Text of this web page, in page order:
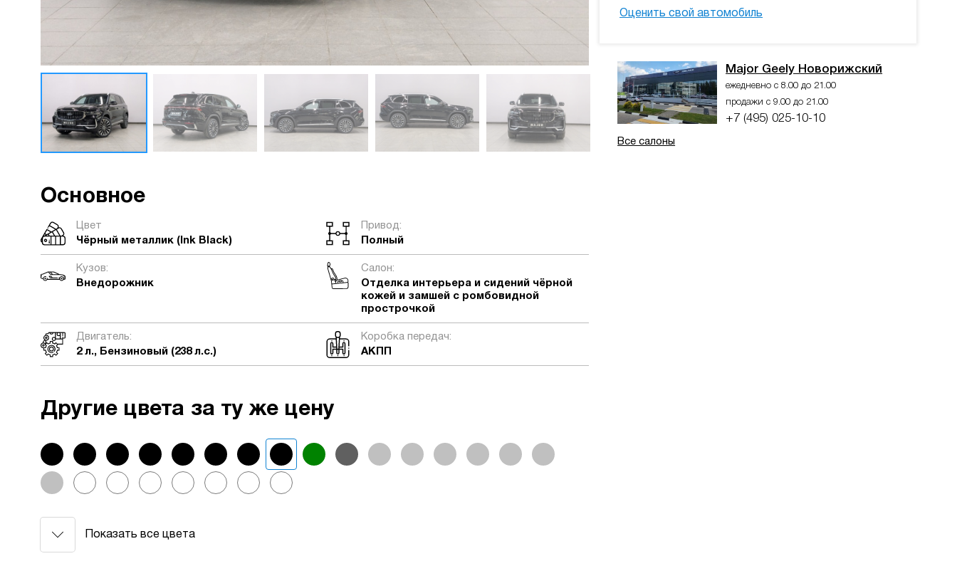
Основное
Цвет
Чёрный металлик (Ink Black)
Привод:
Полный
Кузов:
Внедорожник
Салон:
Отделка интерьера и сидений чёрной
кожей и замшей с ромбовидной
прострочкой
Двигатель:
2 л., Бензиновый (238 л.с.)
Коробка передач:
АКПП
Другие цвета за ту же цену
Показать все цвета
Оценить свой автомобиль
Major Geely Новорижский
ежедневно с 8.00 до 21.00
продажи с 9.00 до 21.00
+7 (495) 025-10-10
Все салоны